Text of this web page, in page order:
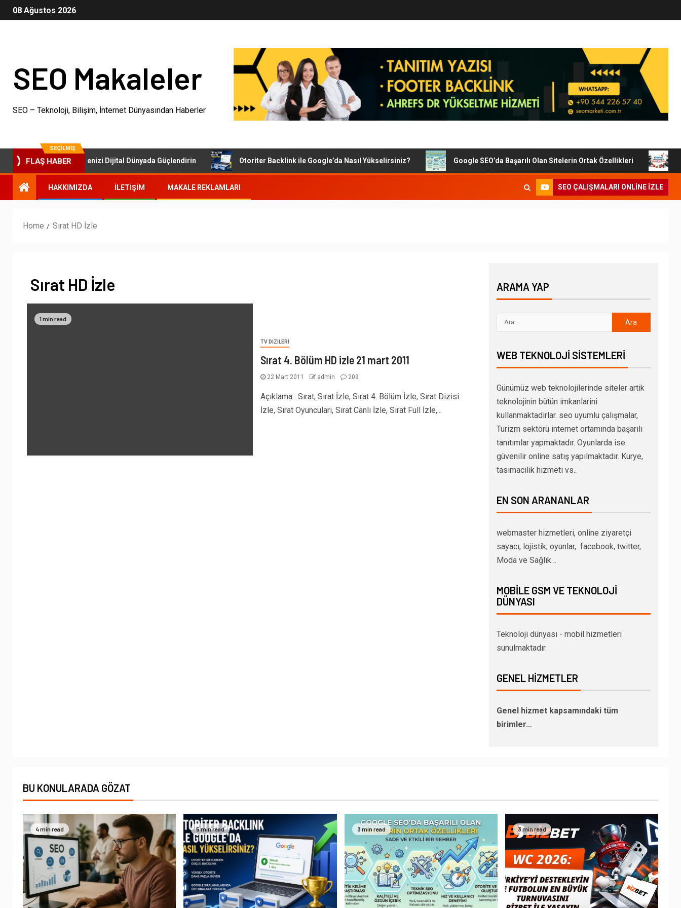
08 Ağustos 2026
SEO Makaleler
SEO – Teknoloji, Bilişim, İnternet Dünyasından Haberler
SEÇILMIŞ
FLAŞ HABER
SEO Paketleri: İşletmenizi Dijital Dünyada Güçlendirin Otoriter Backlink ile Google’da Nasıl Yükselirsiniz? Google SEO’da Başarılı Olan Sitelerin Ortak Özellikleri
HAKKIMIZDA İLETIŞIM MAKALE REKLAMLARI SEO ÇALIŞMALARI ONLINE IZLE
Home Sırat HD İzle
Sırat HD İzle
1 min read
TV DIZILERI
Sırat 4. Bölüm HD izle 21 mart 2011
22 Mart 2011 admin 209
Açıklama : Sırat, Sırat İzle, Sırat 4. Bölüm İzle, Sırat Dizisi
İzle, Sırat Oyuncuları, Sırat Canlı İzle, Sırat Full İzle,...
ARAMA YAP
WEB TEKNOLOJI SISTEMLERI
Günümüz web teknolojilerinde siteler artik
teknolojinin bütün imkanlarini
kullanmaktadirlar. seo uyumlu çalışmalar,
Turizm sektörü internet ortamında başarılı
tanıtımlar yapmaktadır. Oyunlarda ise
güvenilir online satış yapılmaktadır. Kurye,
tasimacilik hizmeti vs..
EN SON ARANANLAR
webmaster hizmetleri, online ziyaretçi
sayacı, lojistik, oyunlar, facebook, twitter,
Moda ve Sağlık…
MOBILE GSM VE TEKNOLOJI
DÜNYASI
Teknoloji dünyası - mobil hizmetleri
sunulmaktadır.
GENEL HIZMETLER
Genel hizmet kapsamındaki tüm
birimler…
BU KONULARADA GÖZAT
4 min read 5 min read 3 min read 3 min read